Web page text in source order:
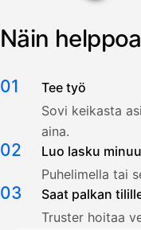
Näin
01
Tee työ
Sovi keikasta
aina.
02
Luo lasku
Puhelimella tai
03
Saat palkan
Truster hoitaa